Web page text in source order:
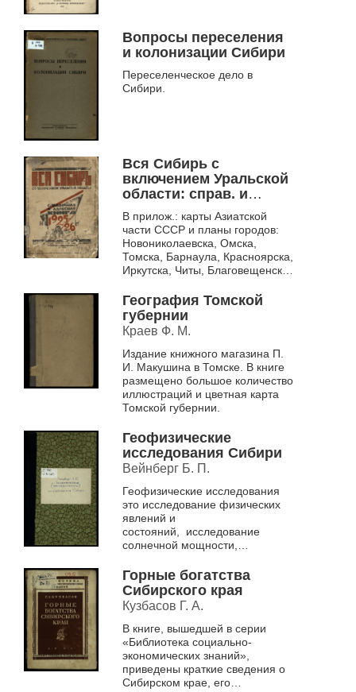
Вопросы переселения
и колонизации Сибири
Переселенческое дело в
Сибири.
Вся Сибирь с
включением Уральской
области: справ. и
адрес. кн. на 1925-1926
гг.
В прилож.: карты Азиатской
части СССР и планы городов:
Новониколаевска, Омска,
Томска, Барнаула, Красноярска,
Иркутска, Читы, Благовещенска,
География Томской
губернии
Краев Ф. М.
Издание книжного магазина П.
И. Макушина в Томске. В книге
размещено большое количество
иллюстраций и цветная карта
Томской губернии.
Геофизические
исследования Сибири
Вейнберг Б. П.
Геофизические исследования
это исследование физических
явлений и
состояний, исследование
солнечной мощности,
влиянием солнца и других
небесных тел.
Горные богатства
Сибирского края
Кузбасов Г. А.
В книге, вышедшей в серии
«Библиотека социально-
экономических знаний»,
приведены краткие сведения о
Сибирском крае, его